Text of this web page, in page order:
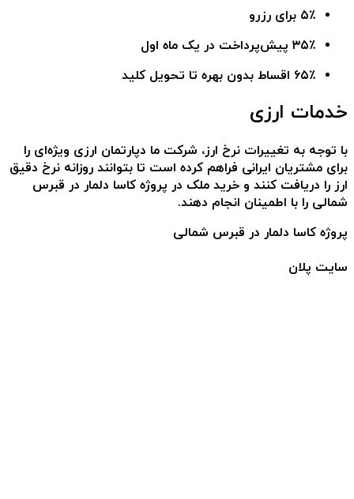
۵٪ برای رزرو
۳۵٪ پیش‌پرداخت در یک ماه اول
۶۵٪ اقساط بدون بهره تا تحویل کلید
خدمات ارزی
با توجه به تغییرات نرخ ارز، شرکت ما دپارتمان ارزی ویژه‌ای را
برای مشتریان ایرانی فراهم کرده است تا بتوانند روزانه نرخ دقیق
ارز را دریافت کنند و خرید ملک در پروژه کاسا دلمار در قبرس
شمالی را با اطمینان انجام دهند.
پروژه کاسا دلمار در قبرس شمالی
سایت پلان